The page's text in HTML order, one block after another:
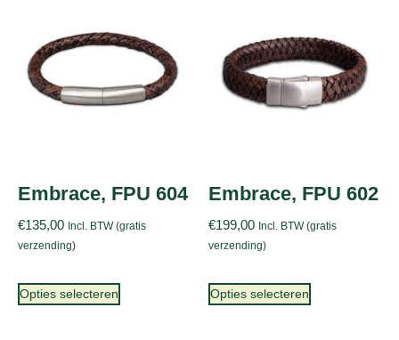
Embrace, FPU 604
€135,00 Incl. BTW (gratis
verzending)
Opties selecteren
Embrace, FPU 602
€199,00 Incl. BTW (gratis
verzending)
Opties selecteren